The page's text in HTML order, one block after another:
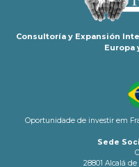
Consultoría y Expansión
Europa
Oportunidade de investir em
Sede
28801 Alcalá